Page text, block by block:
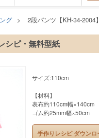
グ 2段パンツ【KH-34-2004】
シピ・無料型紙
サイズ:110cm
【材料】
表布約110cm幅×140cm
ゴム約25mm幅×50cm
手作りレシピ ダウンロ